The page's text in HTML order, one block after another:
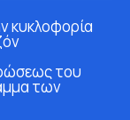
κυκλοφορία
του
των